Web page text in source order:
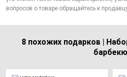
вопросов о товаре обращайтесь к
8 похожих подарков |
барбекю